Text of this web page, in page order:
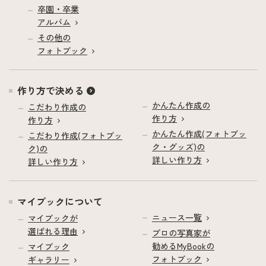
卒園・卒業
アルバム
その他の
フォトブック
作り方で決める
こだわり作成の
作り方
こだわり作成(フォトブッ
ク)の
詳しい作り方
かんたん作成の
作り方
かんたん作成(フォトブッ
ク・グッズ)の
詳しい作り方
マイブックについて
マイブックが
選ばれる理由
マイブック
ギャラリー
ニュース一覧
プロの写真家が
勧めるMyBookの
フォトブック